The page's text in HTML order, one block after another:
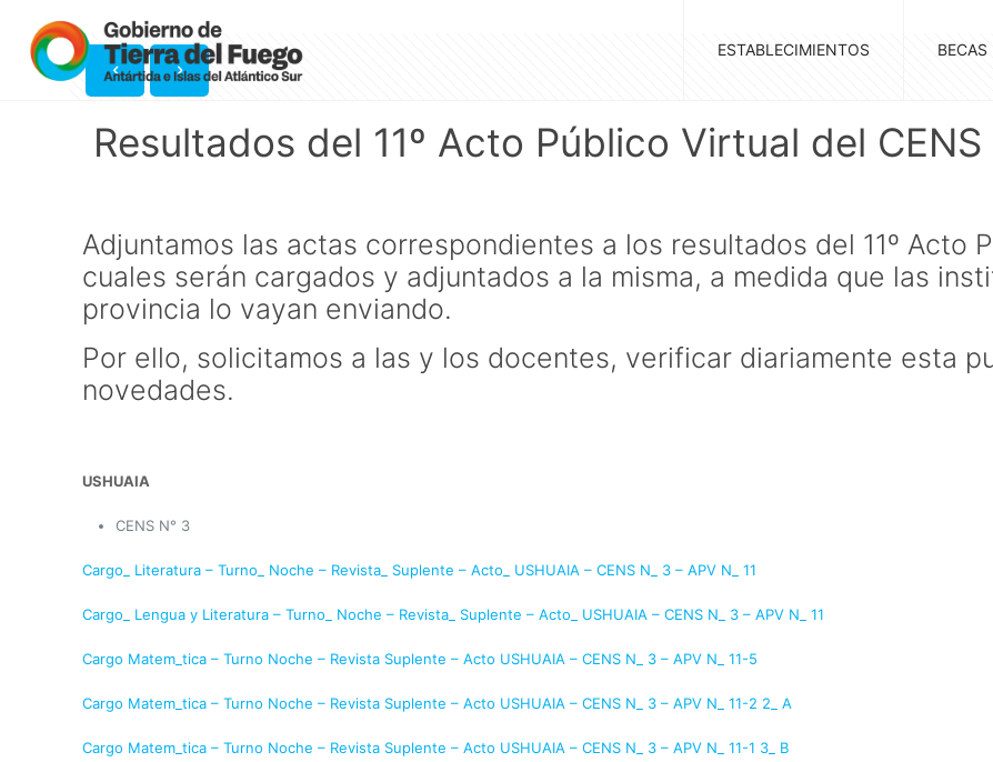
ESTABLECIMIENTOS BECAS
Resultados del 11º Acto Público Virtual del CENS
Adjuntamos las actas correspondientes a los resultados del 11º Acto
cuales serán cargados y adjuntados a la misma, a medida que las
provincia lo vayan enviando.
Por ello, solicitamos a las y los docentes, verificar diariamente esta
novedades.
USHUAIA
CENS N° 3
Cargo_ Literatura – Turno_ Noche – Revista_ Suplente – Acto_ USHUAIA – CENS N_ 3 – APV N_ 11
Cargo_ Lengua y Literatura – Turno_ Noche – Revista_ Suplente – Acto_ USHUAIA – CENS N_ 3 – APV N_ 11
Cargo Matem_tica – Turno Noche – Revista Suplente – Acto USHUAIA – CENS N_ 3 – APV N_ 11-5
Cargo Matem_tica – Turno Noche – Revista Suplente – Acto USHUAIA – CENS N_ 3 – APV N_ 11-2 2_ A
Cargo Matem_tica – Turno Noche – Revista Suplente – Acto USHUAIA – CENS N_ 3 – APV N_ 11-1 3_ B